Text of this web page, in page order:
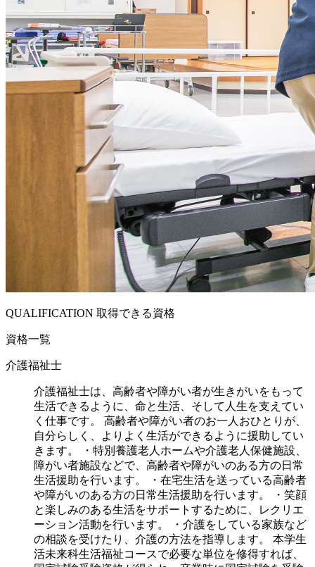
QUALIFICATION 取得できる資格
資格一覧
介護福祉士
介護福祉士は、高齢者や障がい者が生きがいをもって
生活できるように、命と生活、そして人生を支えてい
く仕事です。 高齢者や障がい者のお一人おひとりが、
自分らしく、よりよく生活ができるように援助してい
きます。 ・特別養護老人ホームや介護老人保健施設、
障がい者施設などで、高齢者や障がいのある方の日常
生活援助を行います。 ・在宅生活を送っている高齢者
や障がいのある方の日常生活援助を行います。 ・笑顔
と楽しみのある生活をサポートするために、レクリエ
ーション活動を行います。 ・介護をしている家族など
の相談を受けたり、介護の方法を指導します。 本学生
活未来科生活福祉コースで必要な単位を修得すれば、